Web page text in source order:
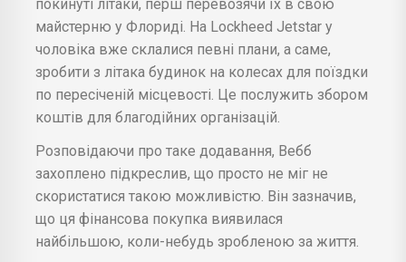
покинуті літаки, перш перевозячи їх в свою
майстерню у Флориді. На Lockheed Jetstar у
чоловіка вже склалися певні плани, а саме,
зробити з літака будинок на колесах для поїздки
по пересіченій місцевості. Це послужить збором
коштів для благодійних організацій.
Розповідаючи про таке додавання, Вебб
захоплено підкреслив, що просто не міг не
скористатися такою можливістю. Він зазначив,
що ця фінансова покупка виявилася
найбільшою, коли-небудь зробленою за життя.